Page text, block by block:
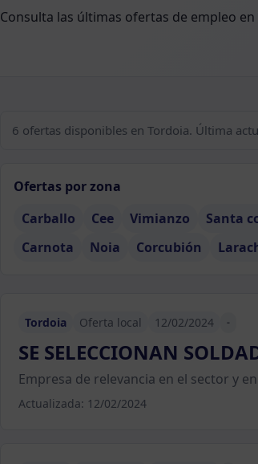
Consulta las últimas ofertas de empleo
6 ofertas disponibles en Tordoia. Última
Ofertas por zona
Carballo
Cee Vimianzo Santa
Carnota
Noia Corcubión
Tordoia Oferta local 12/02/2024 -
SE SELECCIONAN
Empresa de relevancia en el sector y
Actualizada: 12/02/2024